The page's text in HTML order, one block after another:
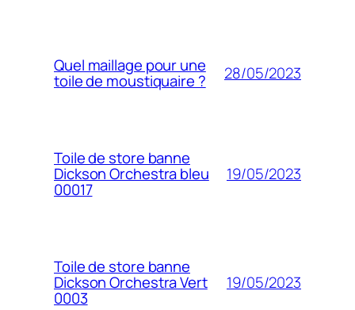
Quel maillage pour une
toile de moustiquaire ? 28/05/2023
Toile de store banne
Dickson Orchestra bleu
00017
19/05/2023
Toile de store banne
Dickson Orchestra Vert
0003
19/05/2023